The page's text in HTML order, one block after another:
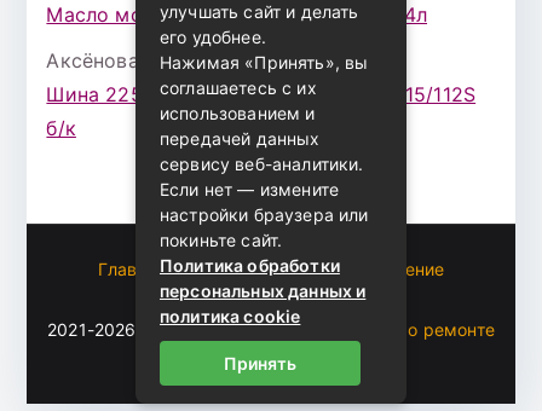
Масло моторное ZIC X7 (A+) 10W30 4л
Аксёнова Адельк записи
Шина 225/75 Р-16 Nokian Rotiva HT 115/112S
б/к
Главная
Пользовательское соглашение
Карта сайта
2021-2026 (c)Автоблог Владомира — все о ремонте
и эксплуатации авто
улучшать сайт и делать
его удобнее.
Нажимая «Принять», вы
соглашаетесь с их
использованием и
передачей данных
сервису веб-аналитики.
Если нет — измените
настройки браузера или
покиньте сайт.
Политика обработки
персональных данных и
политика cookie
Принять